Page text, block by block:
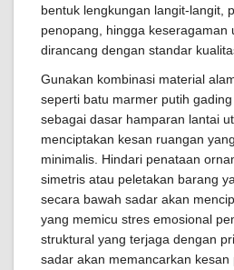
bentuk lengkungan langit-langit,
penopang, hingga keseragaman
dirancang dengan standar
Gunakan kombinasi material
seperti batu marmer putih
sebagai dasar hamparan lantai
menciptakan kesan ruangan
minimalis. Hindari penataan
simetris atau peletakan barang
secara bawah sadar akan
yang memicu stres emosional
struktural yang terjaga dengan
sadar akan memancarkan kesan